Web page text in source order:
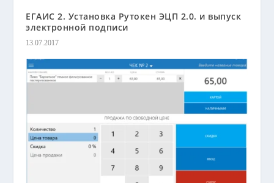
ЕГАИС 2. Установка Рутокен ЭЦП 2.0. и выпуск
электронной подписи
13.07.2017